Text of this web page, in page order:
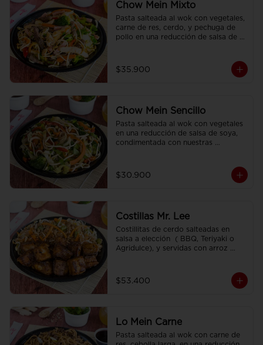
Chow Mein Mixto
Pasta salteada al wok con vegetales,
carne de res, cerdo, y pechuga de
pollo en una reducción de salsa de
$35.900
Chow Mein Sencillo
Pasta salteada al wok con vegetales
en una reducción de salsa de soya,
condimentada con nuestras
$30.900
Costillas Mr. Lee
Costillitas de cerdo salteadas en
salsa a elección  ( BBQ, Teriyaki o
Agridulce), y servidas con arroz
$53.400
Lo Mein Carne
Pasta salteada al wok con carne de